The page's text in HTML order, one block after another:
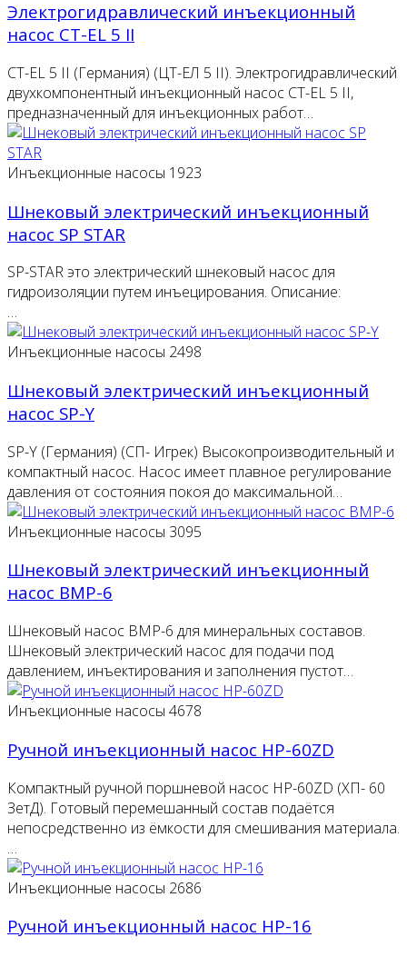
Электрогидравлический инъекционный
насос CT-EL 5 II
CT-EL 5 II (Германия) (ЦТ-ЕЛ 5 II). Электрогидравлический
двухкомпонентный инъекционный насос CT-EL 5 II,
предназначенный для инъекционных работ…
Инъекционные насосы 1923
Шнековый электрический инъекционный
насос SP STAR
SP-STAR это электрический шнековый насос для
гидроизоляции путем инъецирования. Описание:
…
Инъекционные насосы 2498
Шнековый электрический инъекционный
насос SP-Y
SP-Y (Германия) (СП- Игрек) Высокопроизводительный и
компактный насос. Насос имеет плавное регулирование
давления от состояния покоя до максимальной…
Инъекционные насосы 3095
Шнековый электрический инъекционный
насос BMP-6
Шнековый насос BMP-6 для минеральных составов.
Шнековый электрический насос для подачи под
давлением, инъектирования и заполнения пустот…
Инъекционные насосы 4678
Ручной инъекционный насос HP-60ZD
Компактный ручной поршневой насос HP-60ZD (ХП- 60
ЗетД). Готовый перемешанный состав подаётся
непосредственно из ёмкости для смешивания материала.
…
Инъекционные насосы 2686
Ручной инъекционный насос HP-16